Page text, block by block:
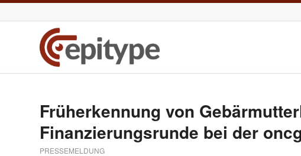
Früherkennung von
Finanzierungsrunde bei der
PRESSEMELDUNG